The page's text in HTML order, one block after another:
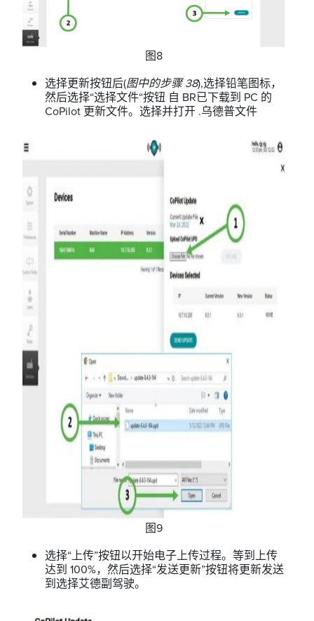
图8
选择更新按钮后(图中的步骤 38),选择铅笔图标，
然后选择“选择文件“按钮 自 BR已下载到 PC 的
CoPilot 更新文件。选择并打开 .乌德普文件
图9
选择“上传”按钮以开始电子上传过程。等到上传
达到 100%，然后选择“发送更新”按钮将更新发送
到选择艾德副驾驶。